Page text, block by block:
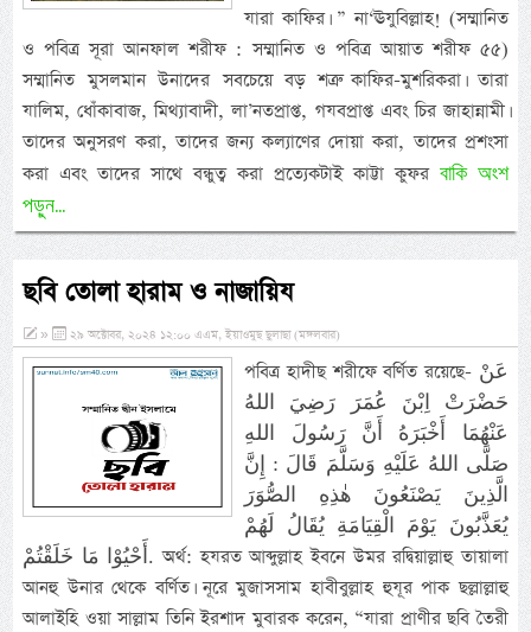
যারা কাফির। ” না‘ঊযুবিল্লাহ! (সম্মানিত
ও পবিত্র সূরা আনফাল শরীফ : সম্মানিত ও পবিত্র আয়াত শরীফ ৫৫)
সম্মানিত মুসলমান উনাদের সবচেয়ে বড় শত্রু কাফির-মুশরিকরা। তারা
যালিম, ধোঁকাবাজ, মিথ্যাবাদী, লা’নতপ্রাপ্ত, গযবপ্রাপ্ত এবং চির জাহান্নামী।
তাদের অনুসরণ করা, তাদের জন্য কল্যাণের দোয়া করা, তাদের প্রশংসা
করা এবং তাদের সাথে বন্ধুত্ব করা প্রত্যেকটাই কাট্টা কুফর বাকি অংশ
পড়ুন...
ছবি তোলা হারাম ও নাজায়িয
» ২৯ অক্টোবর, ২০২৪ ১২:০০ এএম, ইয়াওমুছ ছুলাছা (মঙ্গলবার)
পবিত্র হাদীছ শরীফে বর্ণিত রয়েছে- عَنْ
حَضْرَتْ اِبْنَ عُمَرَ رَضِيَ اللهُ
عَنْهُمَا أَخْبَرَهُ أَنَّ رَسُولَ اللهِ
صَلَّى اللهُ عَلَيْهِ وَسَلَّمَ قَالَ : إِنَّ
الَّذِينَ يَصْنَعُونَ هٰذِهِ الصُّوَرَ
يُعَذَّبُونَ يَوْمَ الْقِيَامَةِ يُقَالُ لَهُمْ
أَحْيُوْا مَا خَلَقْتُمْ. অর্থ: হযরত আব্দুল্লাহ ইবনে উমর রদ্বিয়াল্লাহু তায়ালা
আনহু উনার থেকে বর্ণিত। নূরে মুজাসসাম হাবীবুল্লাহ হুযূর পাক ছল্লাল্লাহু
আলাইহি ওয়া সাল্লাম তিনি ইরশাদ মুবারক করেন, “যারা প্রাণীর ছবি তৈরী